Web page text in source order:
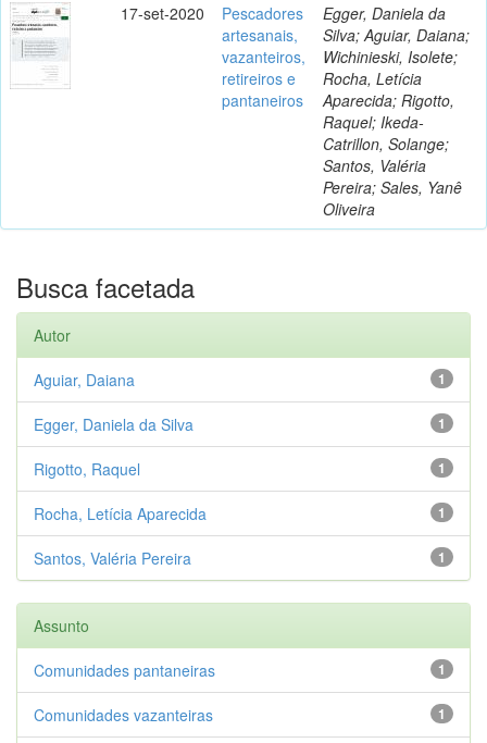
17-set-2020
Pescadores
artesanais,
vazanteiros,
retireiros e
pantaneiros
Egger, Daniela da
Silva; Aguiar, Daiana;
Wichinieski, Isolete;
Rocha, Letícia
Aparecida; Rigotto,
Raquel; Ikeda-
Catrillon, Solange;
Santos, Valéria
Pereira; Sales, Yanê
Oliveira
Busca facetada
Autor
1
Aguiar, Daiana
1
Egger, Daniela da Silva
1
Rigotto, Raquel
1
Rocha, Letícia Aparecida
1
Santos, Valéria Pereira
Assunto
1
Comunidades pantaneiras
1
Comunidades vazanteiras